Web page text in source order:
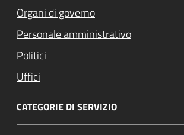
Organi di governo
Personale amministrativo
Politici
Uffici
CATEGORIE DI SERVIZIO